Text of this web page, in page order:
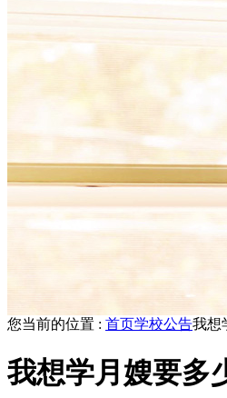
您当前的位置 : 首页学校公告我想
我想学月嫂要多